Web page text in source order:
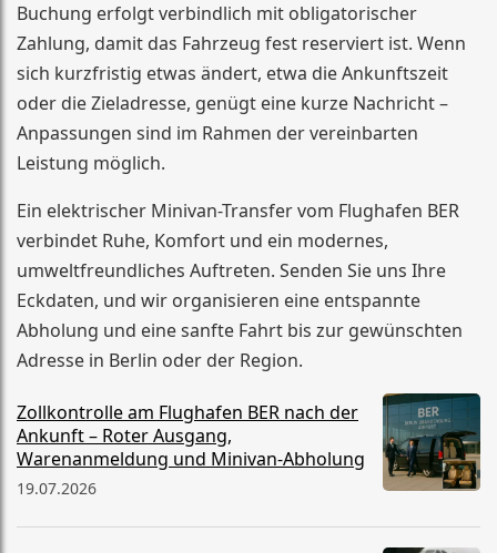
Buchung erfolgt verbindlich mit obligatorischer
Zahlung, damit das Fahrzeug fest reserviert ist. Wenn
sich kurzfristig etwas ändert, etwa die Ankunftszeit
oder die Zieladresse, genügt eine kurze Nachricht –
Anpassungen sind im Rahmen der vereinbarten
Leistung möglich.
Ein elektrischer Minivan-Transfer vom Flughafen BER
verbindet Ruhe, Komfort und ein modernes,
umweltfreundliches Auftreten. Senden Sie uns Ihre
Eckdaten, und wir organisieren eine entspannte
Abholung und eine sanfte Fahrt bis zur gewünschten
Adresse in Berlin oder der Region.
Zollkontrolle am Flughafen BER nach der
Ankunft – Roter Ausgang,
Warenanmeldung und Minivan-Abholung
19.07.2026